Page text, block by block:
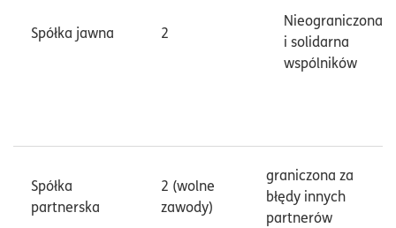
Spółka jawna 2
Nieograniczona
i solidarna
wspólników
Spółka
partnerska
2 (wolne
zawody)
graniczona za
błędy innych
partnerów